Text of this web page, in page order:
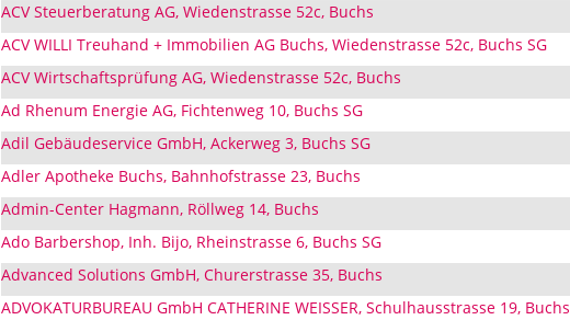
ACV Steuerberatung AG, Wiedenstrasse 52c, Buchs
ACV WILLI Treuhand + Immobilien AG Buchs, Wiedenstrasse 52c, Buchs SG
ACV Wirtschaftsprüfung AG, Wiedenstrasse 52c, Buchs
Ad Rhenum Energie AG, Fichtenweg 10, Buchs SG
Adil Gebäudeservice GmbH, Ackerweg 3, Buchs SG
Adler Apotheke Buchs, Bahnhofstrasse 23, Buchs
Admin-Center Hagmann, Röllweg 14, Buchs
Ado Barbershop, Inh. Bijo, Rheinstrasse 6, Buchs SG
Advanced Solutions GmbH, Churerstrasse 35, Buchs
ADVOKATURBUREAU GmbH CATHERINE WEISSER, Schulhausstrasse 19, Buchs